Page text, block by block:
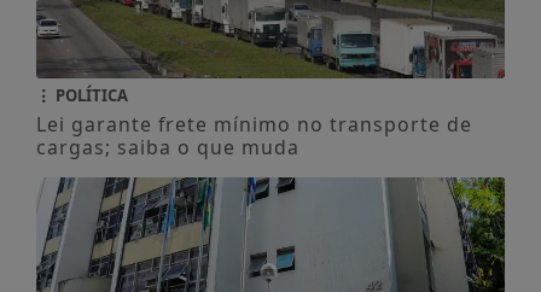
POLÍTICA
Lei garante frete mínimo no transporte de
cargas; saiba o que muda